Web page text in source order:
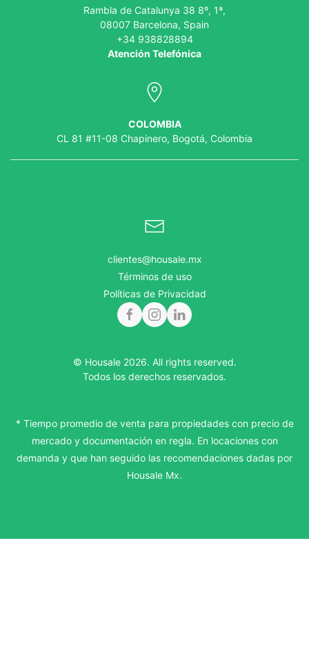
Rambla de Catalunya 38 8º, 1ª,
08007 Barcelona, Spain
+34 938828894
Atención Telefónica
COLOMBIA
CL 81 #11-08 Chapinero, Bogotá, Colombia
clientes@housale.mx
Términos de uso
Políticas de Privacidad
© Housale 2026. All rights reserved.
Todos los derechos reservados.
* Tiempo promedio de venta para propiedades con precio de
mercado y documentación en regla. En locaciones con
demanda y que han seguido las recomendaciones dadas por
Housale Mx.